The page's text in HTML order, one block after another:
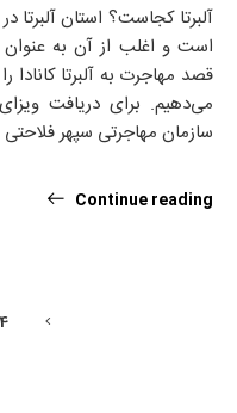
آلبرتا کجاست؟ استان آلبرتا
است و اغلب از آن به عنوان
قصد مهاجرت به آلبرتا کانادا
می‌دهیم. برای دریافت
سازمان مهاجرتی سپهر
Continue reading
4